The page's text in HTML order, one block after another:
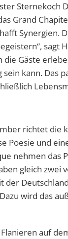
Sternekoch
Grand
Synergien.
Gäste
kann. Das
richtet die
Poesie und
nehmen
gleich
wird das
auf